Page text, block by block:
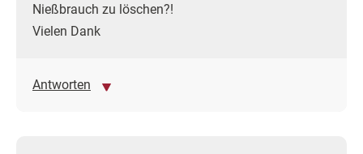
Nießbrauch zu löschen?!
Vielen Dank
Antworten